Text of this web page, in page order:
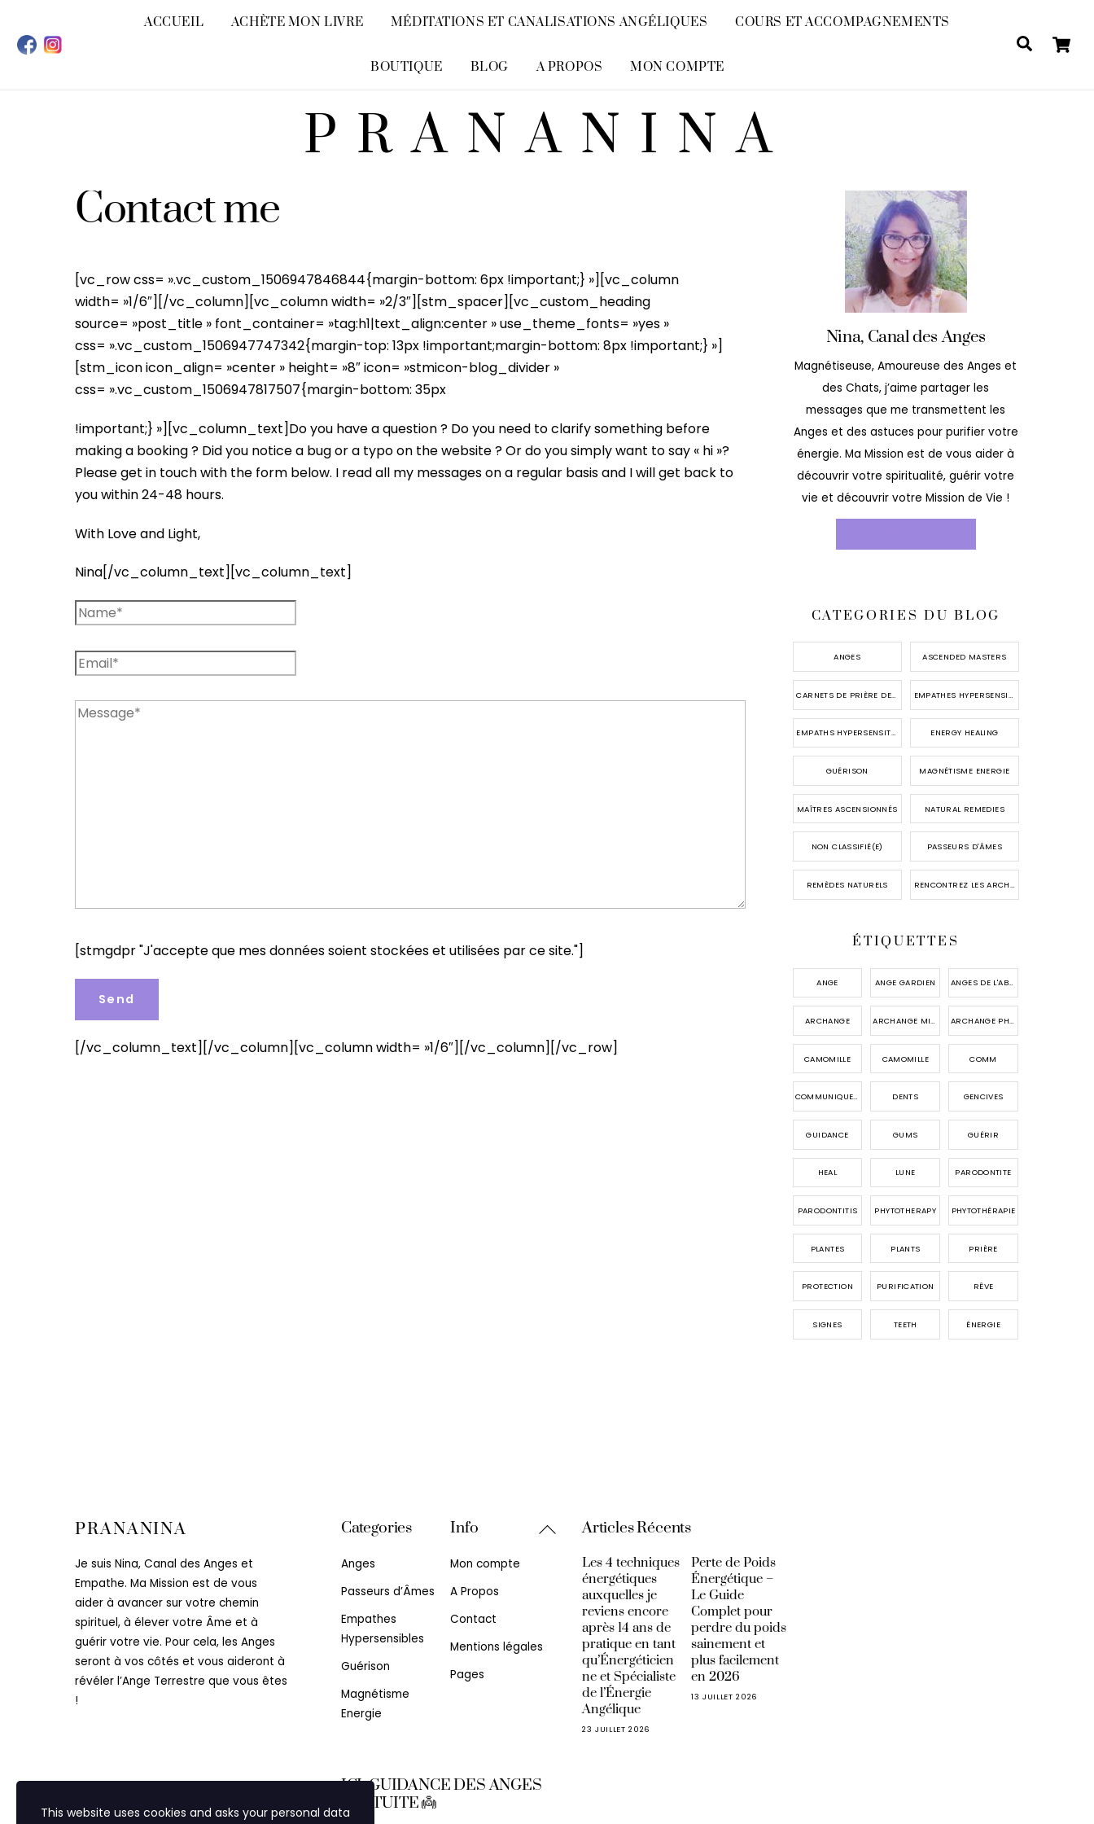
content
PRANANINA
Search
ACCUEIL ACHÈTE MON LIVRE MÉDITATIONS ET CANALISATIONS ANGÉLIQUES COURS ET ACCOMPAGNEMENTS
BOUTIQUE BLOG A PROPOS MON COMPTE
Contact me
[vc_row css= ».vc_custom_1506947846844{margin-bottom: 6px !important;} »][vc_column
width= »1/6″][/vc_column][vc_column width= »2/3″][stm_spacer][vc_custom_heading
source= »post_title » font_container= »tag:h1|text_align:center » use_theme_fonts= »yes »
css= ».vc_custom_1506947747342{margin-top: 13px !important;margin-bottom: 8px !important;} »]
[stm_icon icon_align= »center » height= »8″ icon= »stmicon-blog_divider »
css= ».vc_custom_1506947817507{margin-bottom: 35px
!important;} »][vc_column_text]Do you have a question ? Do you need to clarify something before
making a booking ? Did you notice a bug or a typo on the website ? Or do you simply want to say « hi »?
Please get in touch with the form below. I read all my messages on a regular basis and I will get back to
you within 24-48 hours.
With Love and Light,
Nina[/vc_column_text][vc_column_text]
[stmgdpr "J'accepte que mes données soient stockées et utilisées par ce site."]
[/vc_column_text][/vc_column][vc_column width= »1/6″][/vc_column][/vc_row]
Nina, Canal des Anges
Magnétiseuse, Amoureuse des Anges et
des Chats, j’aime partager les
messages que me transmettent les
Anges et des astuces pour purifier votre
énergie. Ma Mission est de vous aider à
découvrir votre spiritualité, guérir votre
vie et découvrir votre Mission de Vie !
CATEGORIES DU BLOG
ANGES ASCENDED MASTERS
CARNETS DE PRIÈRE DES ANGES EMPATHES HYPERSENSIBLES
EMPATHS HYPERSENSITIVES ENERGY HEALING
GUÉRISON MAGNÉTISME ENERGIE
MAÎTRES ASCENSIONNÉS NATURAL REMEDIES
NON CLASSIFIÉ(E) PASSEURS D'ÂMES
REMÈDES NATURELS RENCONTREZ LES ARCHANGES
ÉTIQUETTES
ANGE ANGE GARDIEN ANGES DE L'ABONDANCE
ARCHANGE ARCHANGE MICHAEL ARCHANGE PHANUEL
CAMOMILLE CAMOMILLE COMM
COMMUNIQUER AVEC LES ANGES DENTS GENCIVES
GUIDANCE GUMS GUÉRIR
HEAL LUNE PARODONTITE
PARODONTITIS PHYTOTHERAPY PHYTOTHÉRAPIE
PLANTES PLANTS PRIÈRE
PROTECTION PURIFICATION RÊVE
SIGNES TEETH ÉNERGIE
Back
PRANANINA
Je suis Nina, Canal des Anges et
Empathe. Ma Mission est de vous
aider à avancer sur votre chemin
spirituel, à élever votre Âme et à
guérir votre vie. Pour cela, les Anges
seront à vos côtés et vous aideront à
révéler l’Ange Terrestre que vous êtes
!
Categories
Anges
Passeurs d’Âmes
Empathes
Hypersensibles
Guérison
Magnétisme
Energie
Info
Mon compte
A Propos
Contact
Mentions légales
Pages
Articles Récents
Les 4 techniques
énergétiques
auxquelles je
reviens encore
après 14 ans de
pratique en tant
qu’Énergéticien
ne et Spécialiste
de l’Énergie
Angélique
23 JUILLET 2026
Perte de Poids
Énergétique –
Le Guide
Complet pour
perdre du poids
sainement et
plus facilement
en 2026
13 JUILLET 2026
ICI, GUIDANCE DES ANGES
GRATUITE 👼
This website uses cookies and asks your personal data